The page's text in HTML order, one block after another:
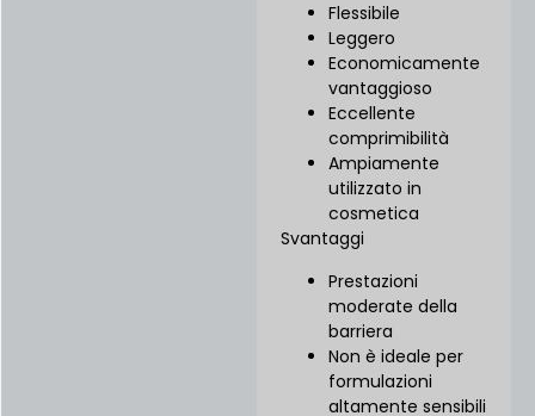
Flessibile
Leggero
Economicamente
vantaggioso
Eccellente
comprimibilità
Ampiamente
utilizzato in
cosmetica
Svantaggi
Prestazioni
moderate della
barriera
Non è ideale per
formulazioni
altamente sensibili